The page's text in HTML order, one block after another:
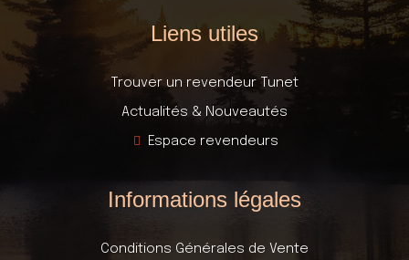
Liens utiles
Trouver un revendeur Tunet
Actualités & Nouveautés
Espace revendeurs
Informations légales
Conditions Générales de Vente